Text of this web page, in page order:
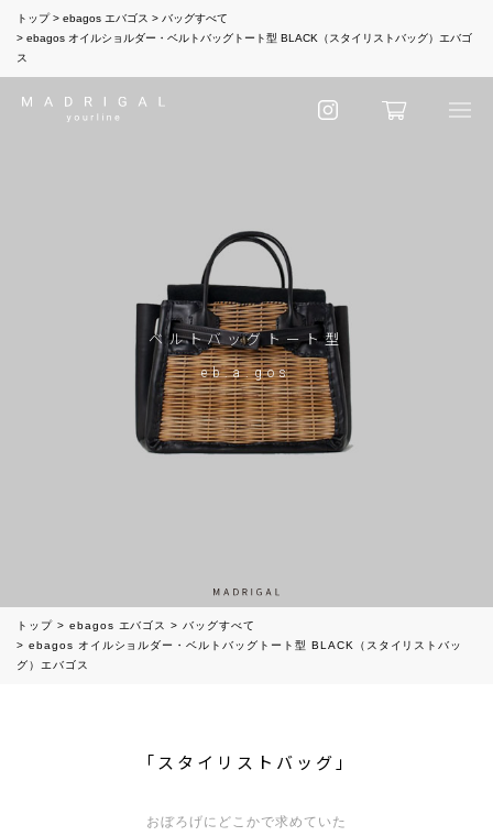
トップ ebagos エバゴス
バッグすべて
ebagos オイルショルダー・ベルトバッグトート型 BLACK（スタイリストバッグ）エバゴ
ス
ベルトバッグトート型
eb.a.gos
トップ ebagos エバゴス
バッグすべて
ebagos オイルショルダー・ベルトバッグトート型 BLACK（スタイリストバッ
グ）エバゴス
「スタイリストバッグ」
おぼろげにどこかで求めていた